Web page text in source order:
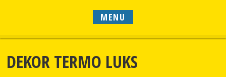
MENU
DEKOR TERMO LUKS